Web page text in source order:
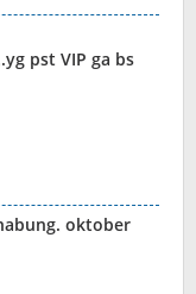
pst VIP ga bs
oktober